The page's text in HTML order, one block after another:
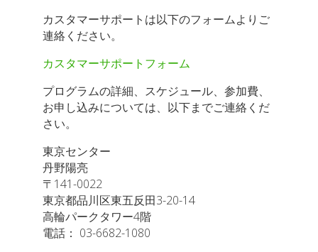
カスタマーサポートは以下のフォームよりご
連絡ください。
カスタマーサポートフォーム
プログラムの詳細、スケジュール、参加費、
お申し込みについては、以下までご連絡くだ
さい。
東京センター
丹野陽亮
〒141-0022
東京都品川区東五反田3-20-14
高輪パークタワー4階
電話： 03-6682-1080